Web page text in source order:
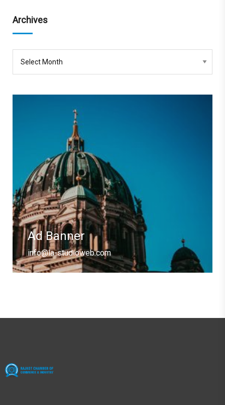
Archives
Ad Banner
info@la-studioweb.com